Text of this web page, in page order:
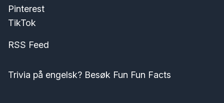
Pinterest
TikTok
RSS Feed
Trivia på engelsk? Besøk Fun Fun Facts